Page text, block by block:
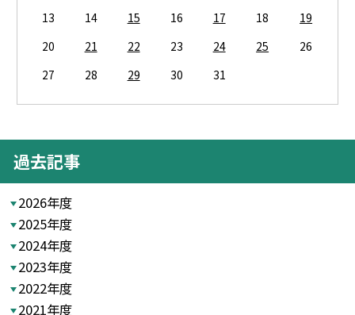
13
14 15 16 17 18
19
20
21 22 23 24 25
26
27
28 29 30 31
過去記事
2026年度
2025年度
2024年度
2023年度
2022年度
2021年度